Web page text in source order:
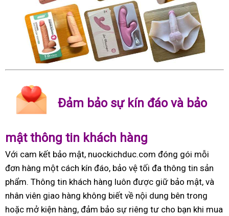
Đảm bảo sự kín đáo và bảo
mật thông tin khách hàng
Với cam kết bảo mật, nuockichduc.com đóng gói mỗi
đơn hàng một cách kín đáo, bảo vệ tối đa thông tin sản
phẩm. Thông tin khách hàng luôn được giữ bảo mật, và
nhân viên giao hàng không biết về nội dung bên trong
hoặc mở kiện hàng, đảm bảo sự riêng tư cho bạn khi mua